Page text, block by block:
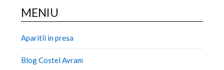
MENIU
Aparitii in presa
Blog Costel Avram